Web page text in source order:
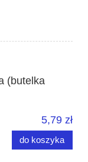
(butelka
5,79 zł
do koszyka